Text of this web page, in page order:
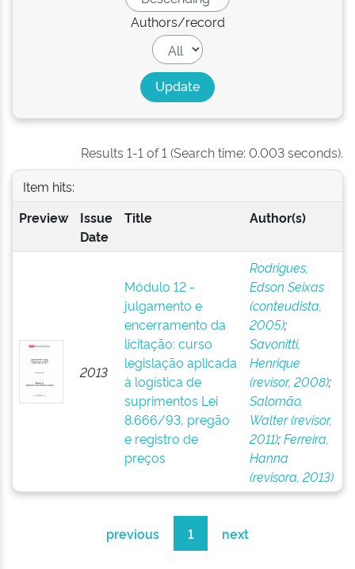
Authors/record
Results 1-1 of 1 (Search time: 0.003 seconds).
Item hits:
Preview
Issue
Date
Title Author(s)
2013
Módulo 12 -
julgamento e
encerramento da
licitação: curso
legislação aplicada
à logística de
suprimentos Lei
8.666/93, pregão
e registro de
preços
Rodrigues,
Edson Seixas
(conteudista,
2005);
Savonitti,
Henrique
(revisor, 2008);
Salomão,
Walter (revisor,
2011);Ferreira,
Hanna
(revisora, 2013)
previous 1 next